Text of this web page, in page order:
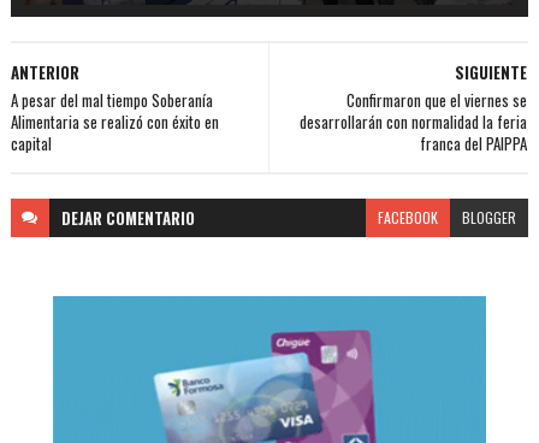
SIGUIENTE
Confirmaron que el viernes se
desarrollarán con normalidad la feria
franca del PAIPPA
ANTERIOR
A pesar del mal tiempo Soberanía
Alimentaria se realizó con éxito en
capital
DEJAR COMENTARIO FACEBOOK BLOGGER